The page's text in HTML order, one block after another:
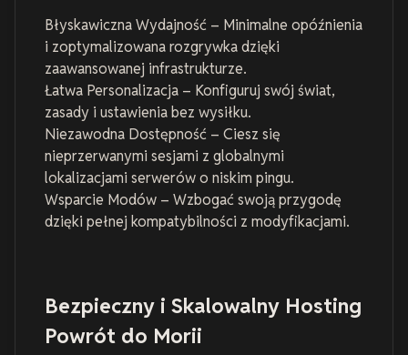
Błyskawiczna Wydajność – Minimalne opóźnienia
i zoptymalizowana rozgrywka dzięki
zaawansowanej infrastrukturze.
Łatwa Personalizacja – Konfiguruj swój świat,
zasady i ustawienia bez wysiłku.
Niezawodna Dostępność – Ciesz się
nieprzerwanymi sesjami z globalnymi
lokalizacjami serwerów o niskim pingu.
Wsparcie Modów – Wzbogać swoją przygodę
dzięki pełnej kompatybilności z modyfikacjami.
Bezpieczny i Skalowalny Hosting
Powrót do Morii